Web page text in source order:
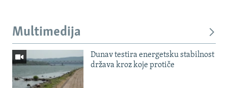
Multimedija
Dunav testira energetsku stabilnost
država kroz koje protiče